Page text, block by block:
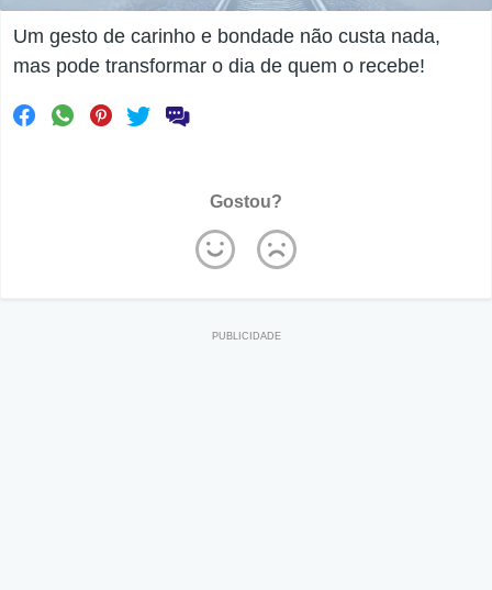
Um gesto de carinho e bondade não custa nada,
mas pode transformar o dia de quem o recebe!
Gostou?